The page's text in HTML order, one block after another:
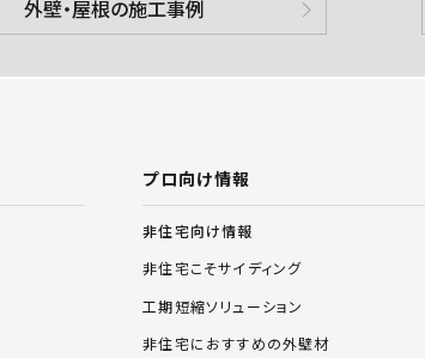
外壁・屋根の施工事例
プロ向け情報
非住宅向け情報
非住宅こそサイディング
工期短縮ソリューション
非住宅におすすめの外壁材